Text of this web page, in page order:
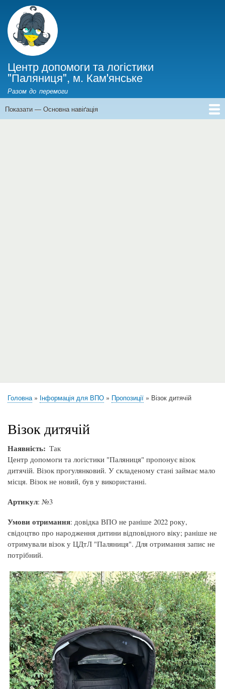
Центр допомоги та логістики
"Паляниця", м. Кам'янське
Разом до перемоги
Основна
Показати — Основна навіґація
Рядок
Головна Інформація для ВПО Пропозиції Візок дитячій
Візок дитячій
Наявність
Так
Центр допомоги та логістики "Паляниця" пропонує візок
дитячій. Візок прогулянковий. У складеному стані займає мало
місця. Візок не новий, був у використанні.
Артикул: №3
Умови отримання: довідка ВПО не раніше 2022 року,
свідоцтво про народження дитини відповідного віку; раніше не
отримували візок у ЦДтЛ "Паляниця". Для отримання запис не
потрібний.